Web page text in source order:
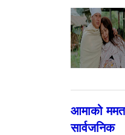
आमाको
सार्वजनिक